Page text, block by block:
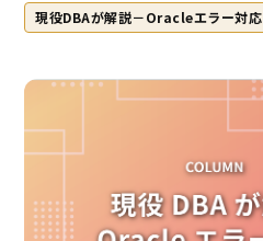
現役DBAが解説－Oracleエラー対応